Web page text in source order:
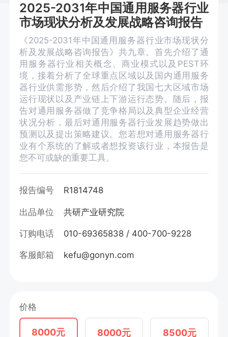
2025-2031年中国通用服务器行业
市场现状分析及发展战略咨询报告
《2025-2031年中国通用服务器行业市场现状分
析及发展战略咨询报告》共九章。首先介绍了通
用服务器行业相关概念、商业模式以及PEST环
境，接着分析了全球重点区域以及国内通用服务
器行业供需形势，然后介绍了我国七大区域市场
运行现状以及产业链上下游运行态势。随后，报
告对通用服务器做了竞争格局以及典型企业经营
状况分析，最后对通用服务器行业发展趋势做出
预测以及提出策略建议。您若想对通用服务器行
业有个系统的了解或者想投资该行业，本报告是
您不可或缺的重要工具。
报告编号 R1814748
出品单位 共研产业研究院
订购电话 010-69365838 / 400-700-9228
客服邮箱 kefu@gonyn.com
价格
8000元 8000元 8500元